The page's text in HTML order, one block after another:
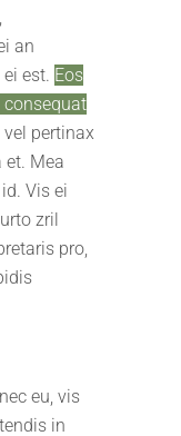
an
est. Eos
consequat
pertinax
et. Mea
Vis ei
zril
pro,
eu, vis
in